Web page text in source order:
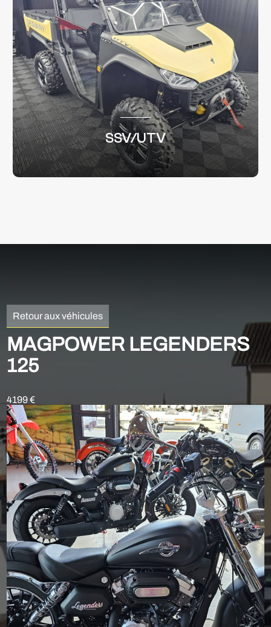
SSV/UTV
Retour aux véhicules
MAGPOWER LEGENDERS
125
4199 €